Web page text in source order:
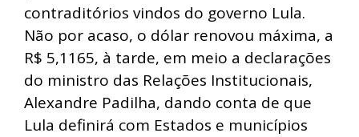
contraditórios vindos do governo Lula.
Não por acaso, o dólar renovou máxima, a
R$ 5,1165, à tarde, em meio a declarações
do ministro das Relações Institucionais,
Alexandre Padilha, dando conta de que
Lula definirá com Estados e municípios